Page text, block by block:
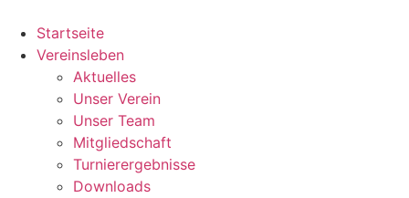
Inhalt
springen
Startseite
Vereinsleben
Aktuelles
Unser Verein
Unser Team
Mitgliedschaft
Turnierergebnisse
Downloads